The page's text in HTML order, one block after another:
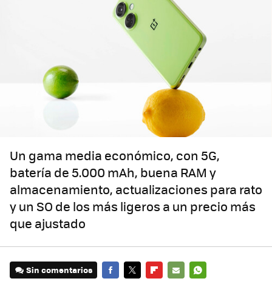
Un gama media económico, con 5G,
batería de 5.000 mAh, buena RAM y
almacenamiento, actualizaciones para rato
y un SO de los más ligeros a un precio más
que ajustado
Sin comentarios